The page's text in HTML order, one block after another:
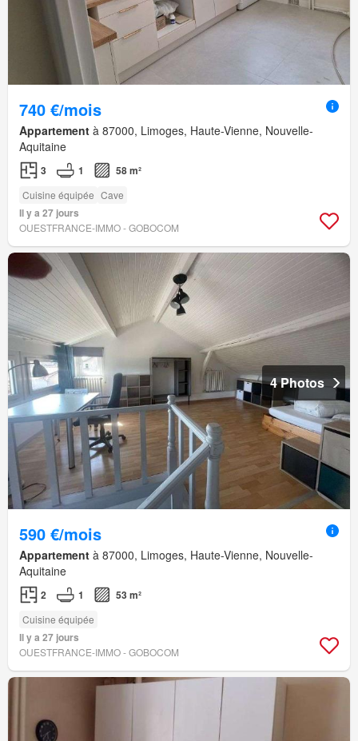
740 €/mois
Appartement à 87000, Limoges, Haute-Vienne, Nouvelle-
Aquitaine
3 1 58 m²
Cuisine équipée Cave
Il y a 27 jours
OUESTFRANCE-IMMO - GOBOCOM
4 Photos
590 €/mois
Appartement à 87000, Limoges, Haute-Vienne, Nouvelle-
Aquitaine
2 1 53 m²
Cuisine équipée
Il y a 27 jours
OUESTFRANCE-IMMO - GOBOCOM